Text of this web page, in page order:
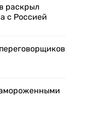
раскрыл
с Россией